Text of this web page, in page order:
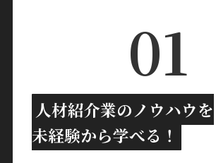
01
人材紹介業のノウハウを
未経験から学べる！